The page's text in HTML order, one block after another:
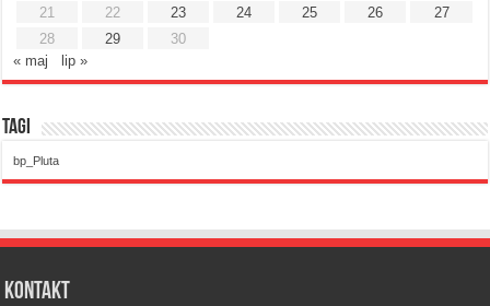
21
22 23 24 25 26
27
28
29
30
« maj
lip »
Tagi
bp_Pluta
Kontakt